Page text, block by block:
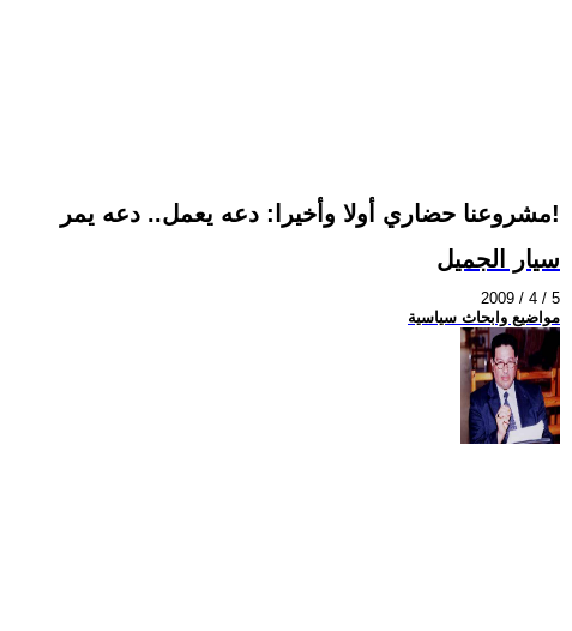
مشروعنا حضاري أولا وأخيرا: دعه يعمل.. دعه يمر!
سيار الجميل
2009 / 4 / 5
مواضيع وابحاث سياسية